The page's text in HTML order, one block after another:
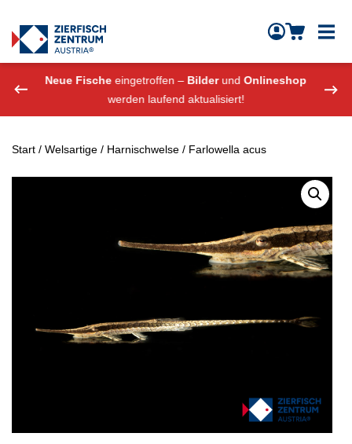
Zierfisch Aquarium Austria
Neue Fische eingetroffen – BilderundOnlineshop
werden laufend aktualisiert!
Start / Welsartige / Harnischwelse / Farlowella acus